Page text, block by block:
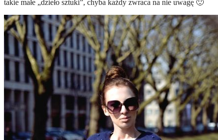
takie małe „dzieło sztuki”, chyba każdy zwraca na nie uwagę 🙂